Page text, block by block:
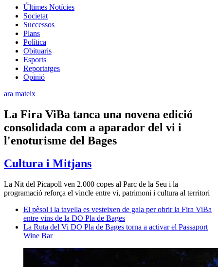
Últimes Notícies
Societat
Successos
Plans
Política
Obituaris
Esports
Reportatges
Opinió
ara mateix
La Fira ViBa tanca una novena edició
consolidada com a aparador del vi i
l'enoturisme del Bages
Cultura i Mitjans
La Nit del Picapoll ven 2.000 copes al Parc de la Seu i la
programació reforça el vincle entre vi, patrimoni i cultura al territori
El pèsol i la tavella es vesteixen de gala per obrir la Fira ViBa
entre vins de la DO Pla de Bages
La Ruta del Vi DO Pla de Bages torna a activar el Passaport
Wine Bar